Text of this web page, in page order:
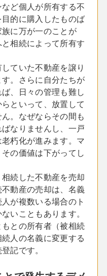
ど個人が所有する不
的に購入したものば
に万が一のことが
相続によって所有す
ていた不動産を譲り
。さらに自分たちが
、日々の管理も難し
といって、放置して
。なぜならその間も
なりませんし、一戸
朽化が進みます。マ
の価値は下がってし
続した不動産を売却
動産の売却は、名義
が複数いる場合のト
いこともあります。
との所有者（被相続
人の名義に変更する
記です。